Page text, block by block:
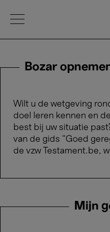
Open Menu
Bozar
Wilt u de wetgeving
doel leren kennen en
best bij uw situatie
van de gids “Goed
de vzw Testament.be,
Mijn